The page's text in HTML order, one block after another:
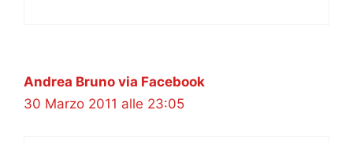
Andrea Bruno via Facebook
30 Marzo 2011 alle 23:05